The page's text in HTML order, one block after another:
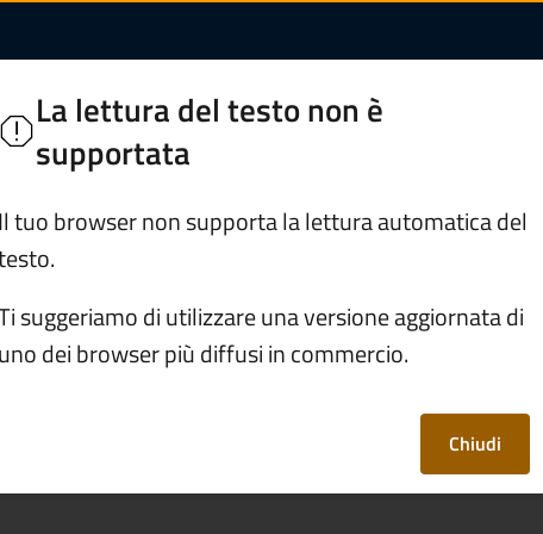
pesca di tipo B |
di Valle Camonica
Servizi Vivere Esine
la licenza di pesca di tipo B
di pesca di tipo
La lettura del testo non è
supportata
Il tuo browser non supporta la lettura automatica del
suggeriamo di utilizzare una versione aggiornata di
uno dei browser più diffusi in commercio.
Chiudi